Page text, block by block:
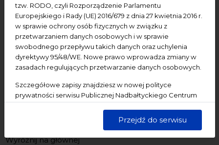
tzw. RODO, czyli Rozporządzenie Parlamentu
Europejskiego i Rady (UE) 2016/679 z dnia 27 kwietnia 2016 r.
w sprawie ochrony osób fizycznych w związku z
przetwarzaniem danych osobowych i w sprawie
swobodnego przepływu takich danych oraz uchylenia
dyrektywy 95/48/WE. Nowe prawo wprowadza zmiany w
zasadach regulujących przetwarzanie danych osobowych.
Szczegółowe zapisy znajdziesz w nowej polityce
prywatności serwisu Publicznej Nadbałtyckiego Centrum
dane są przetwarzane w sposób bezpieczny, z należytą
starannością i zgodnie z obowiązującymi przepisami.
Przejdź do serwisu
Wyróżnij na głównej